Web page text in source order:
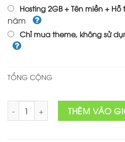
Hosting 2GB + Tên miền +
năm
Chỉ mua theme, không sử
TỔNG CỘNG
Theme Wordpress dược phẩm
THÊM VÀO